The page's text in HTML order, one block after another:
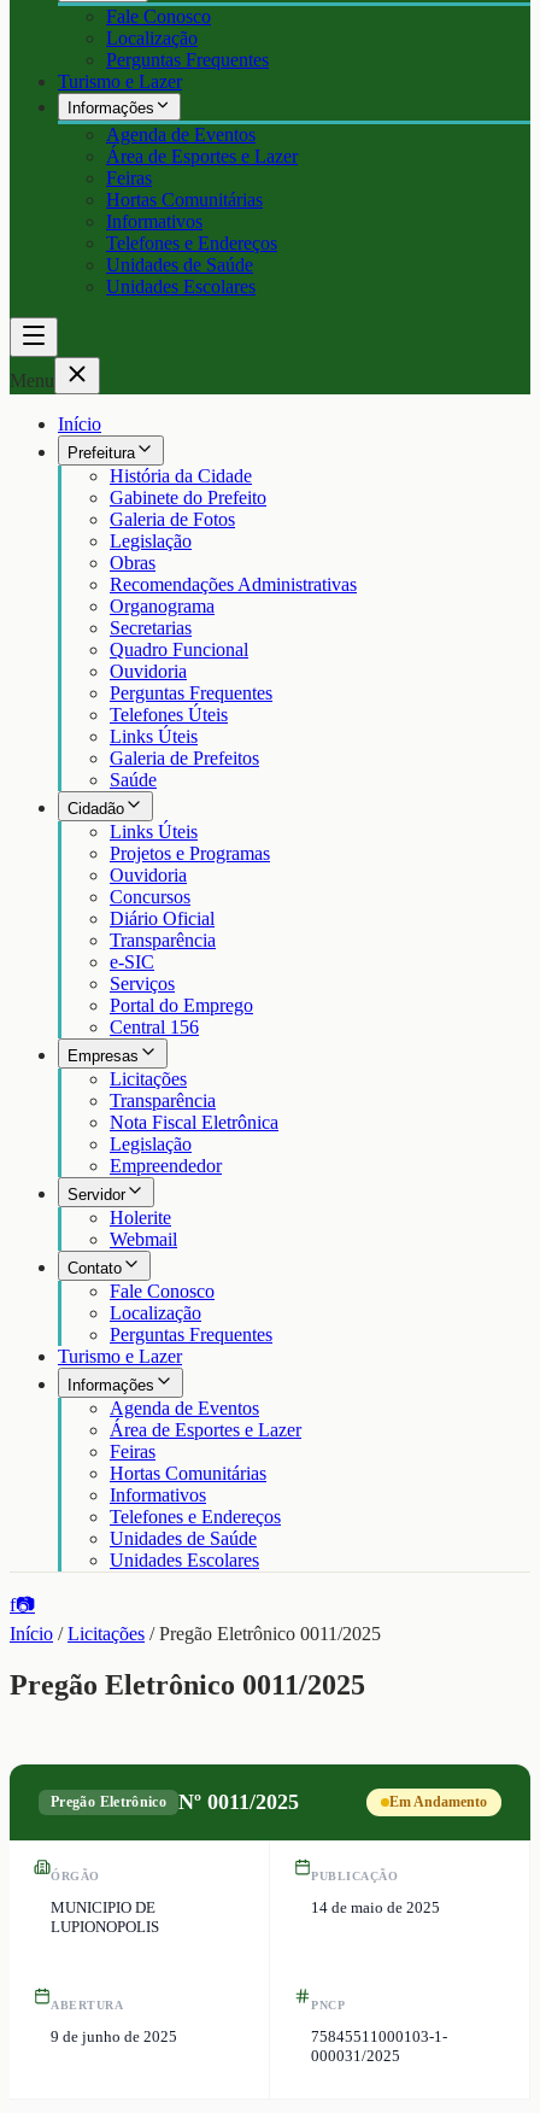
Fale Conosco
Localização
Perguntas Frequentes
Turismo e Lazer
Informações
Agenda de Eventos
Área de Esportes e Lazer
Feiras
Hortas Comunitárias
Informativos
Telefones e Endereços
Unidades de Saúde
Unidades Escolares
Menu
Início
Prefeitura
História da Cidade
Gabinete do Prefeito
Galeria de Fotos
Legislação
Obras
Recomendações Administrativas
Organograma
Secretarias
Quadro Funcional
Ouvidoria
Perguntas Frequentes
Telefones Úteis
Links Úteis
Galeria de Prefeitos
Saúde
Cidadão
Links Úteis
Projetos e Programas
Ouvidoria
Concursos
Diário Oficial
Transparência
e-SIC
Serviços
Portal do Emprego
Central 156
Empresas
Licitações
Transparência
Nota Fiscal Eletrônica
Legislação
Empreendedor
Servidor
Holerite
Webmail
Contato
Fale Conosco
Localização
Perguntas Frequentes
Turismo e Lazer
Informações
Agenda de Eventos
Área de Esportes e Lazer
Feiras
Hortas Comunitárias
Informativos
Telefones e Endereços
Unidades de Saúde
Unidades Escolares
f📷
Início /Licitações /Pregão Eletrônico 0011/2025
Pregão Eletrônico 0011/2025
Pregão Eletrônico Nº0011/2025 Em Andamento
ÓRGÃO
MUNICIPIO DE
LUPIONOPOLIS
PUBLICAÇÃO
14 de maio de 2025
ABERTURA
9 de junho de 2025
PNCP
75845511000103-1-
000031/2025